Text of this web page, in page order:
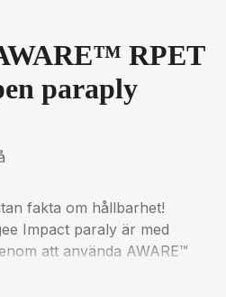
RPET
paraply
fakta om hållbarhet!
Impact paraly är med
att använda AWARE™